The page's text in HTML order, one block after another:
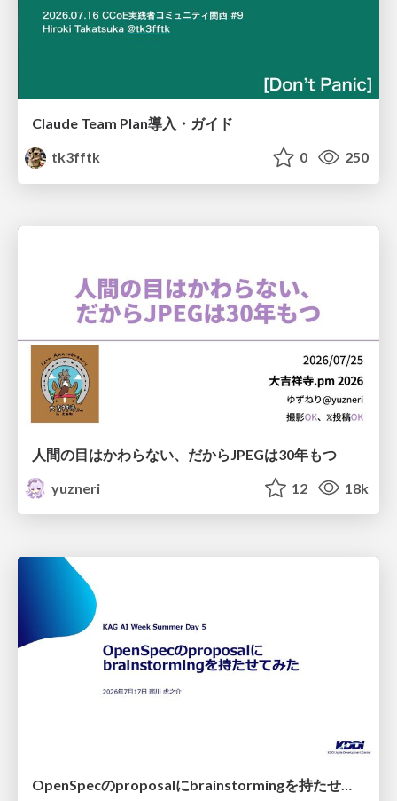
Claude Team Plan導入・ガイド
tk3fftk
0 250
人間の目はかわらない、だからJPEGは30年もつ
yuzneri
12 18k
OpenSpecのproposalにbrainstormingを持たせてみた